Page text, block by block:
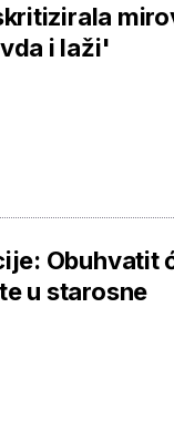
i laži'
Obuhvatit
u starosne